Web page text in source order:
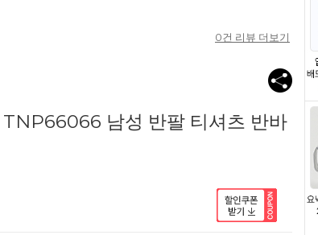
0건 리뷰 더보기
남성 반팔 티셔츠 반바